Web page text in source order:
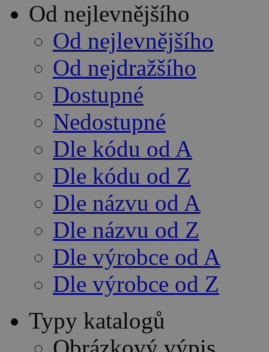
Od nejlevnějšího
Od nejlevnějšího
Od nejdražšího
Dostupné
Nedostupné
Dle kódu od A
Dle kódu od Z
Dle názvu od A
Dle názvu od Z
Dle výrobce od A
Dle výrobce od Z
Typy katalogů